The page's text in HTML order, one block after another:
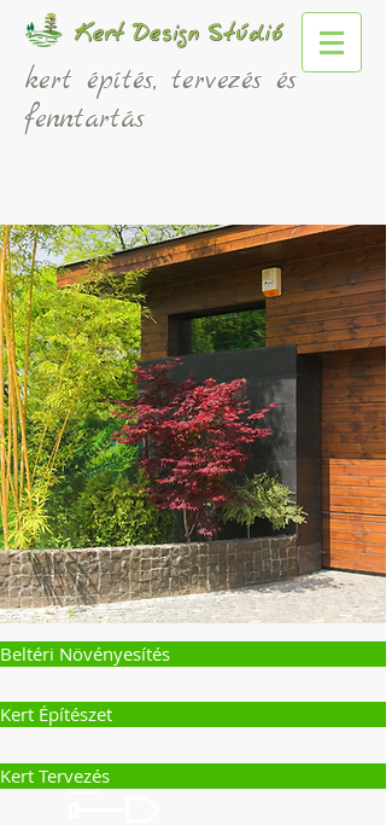
kert építés, tervezés és
fenntartás
Beltéri Növényesítés
Kert Építészet
Kert Tervezés